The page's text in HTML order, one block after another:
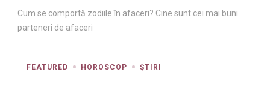
Cum se comportă zodiile în afaceri? Cine sunt cei mai buni
parteneri de afaceri
FEATURED HOROSCOP ȘTIRI